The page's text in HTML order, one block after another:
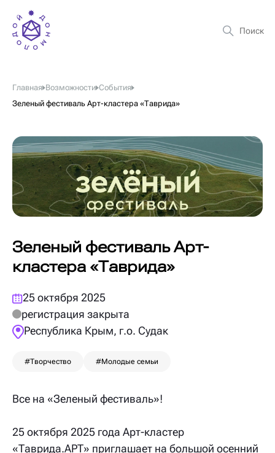
Главная Возможности События
Зеленый фестиваль Арт-кластера «Таврида»
Зеленый фестиваль Арт-
кластера «Таврида»
25 октября 2025
регистрация закрыта
Республика Крым, г.о. Судак
#Творчество #Молодые семьи
Все на «Зеленый фестиваль»!
25 октября 2025 года Арт-кластер
«Таврида.АРТ» приглашает на большой осенний